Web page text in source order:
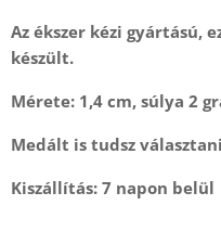
Az ékszer kézi gyártású,
készült.
Mérete: 1,4 cm, súlya 2
Medált is tudsz
Kiszállítás: 7 napon belül